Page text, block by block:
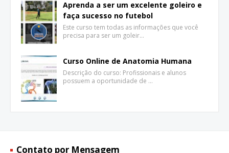
Aprenda a ser um excelente goleiro e
faça sucesso no futebol
Este curso tem todas as informações que você
precisa para ser um goleir…
Curso Online de Anatomia Humana
Descrição do curso: Profissionais e alunos
possuem a oportunidade de …
Contato por Mensagem